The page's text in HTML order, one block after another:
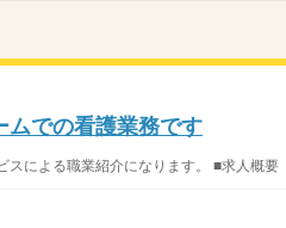
での看護業務です
による職業紹介になります。 ■求人概要